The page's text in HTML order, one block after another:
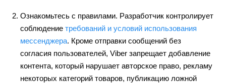
Ознакомьтесь с правилами. Разработчик контролирует
соблюдение требований и условий использования
мессенджера. Кроме отправки сообщений без
согласия пользователей, Viber запрещает добавление
контента, который нарушает авторское право, рекламу
некоторых категорий товаров, публикацию ложной